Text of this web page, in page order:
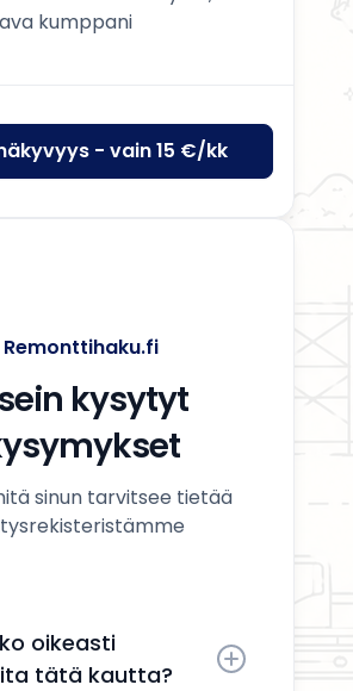
kumppani
- vain 15 €/kk
Remonttihaku.fi
kysytyt
sinun tarvitsee tietää
oikeasti
tätä kautta?